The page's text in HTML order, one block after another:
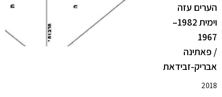
הערים עזה
וימית 1982–
1967
/ פאתינה
אבריק-זבידאת
2018